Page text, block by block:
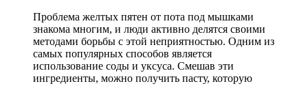
Проблема желтых пятен от пота под мышками
знакома многим, и люди активно делятся своими
методами борьбы с этой неприятностью. Одним из
самых популярных способов является
использование соды и уксуса. Смешав эти
ингредиенты, можно получить пасту, которую